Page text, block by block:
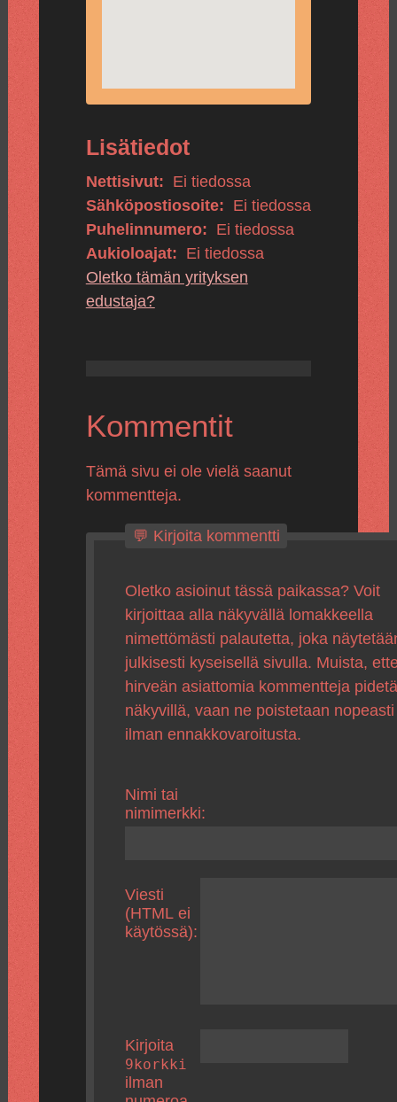
Lisätiedot
Nettisivut: Ei tiedossa
Sähköpostiosoite: Ei tiedossa
Puhelinnumero: Ei tiedossa
Aukioloajat: Ei tiedossa
Oletko tämän yrityksen
edustaja?
Kommentit
Tämä sivu ei ole vielä saanut
kommentteja.
💬 Kirjoita kommentti
Oletko asioinut tässä paikassa? Voit
kirjoittaa alla näkyvällä lomakkeella
nimettömästi palautetta, joka
julkisesti kyseisellä sivulla. Muista,
hirveän asiattomia kommentteja pidetä
näkyvillä, vaan ne poistetaan
ilman ennakkovaroitusta.
Nimi tai
nimimerkki:
Viesti
(HTML ei
käytössä):
Kirjoita
9korkki
ilman